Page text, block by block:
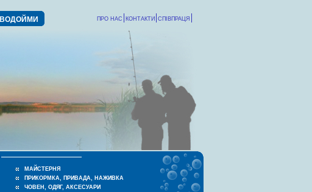
ВОДОЙМИ СПІВПРАЦЯ
КОНТАКТИ
ПРО НАС
МАЙСТЕРНЯ
ПРИКОРМКА, ПРИВАДА, НАЖИВКА
ЧОВЕН, ОДЯГ, АКСЕСУАРИ